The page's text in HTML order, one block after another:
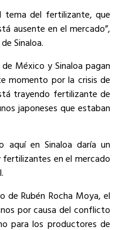
tema del fertilizante, que
ausente en el mercado”,
Sinaloa.
México y Sinaloa pagan
momento por la crisis de
trayendo fertilizante de
japoneses que estaban
aquí en Sinaloa daría un
en el mercado
de Rubén Rocha Moya, el
por causa del conflicto
para los productores de